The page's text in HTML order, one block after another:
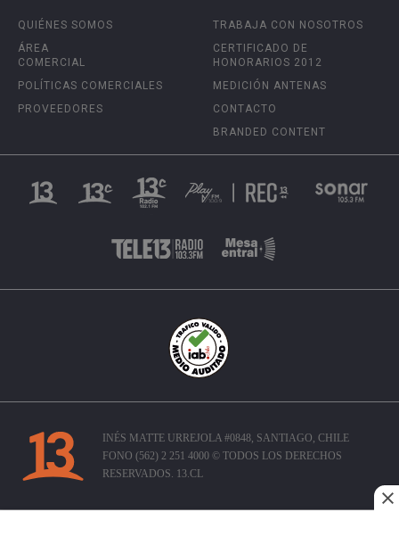
QUIÉNES SOMOS
ÁREA
COMERCIAL
POLÍTICAS COMERCIALES
PROVEEDORES
TRABAJA CON NOSOTROS
CERTIFICADO DE
HONORARIOS 2012
MEDICIÓN ANTENAS
CONTACTO
BRANDED CONTENT
INÉS MATTE URREJOLA #0848, SANTIAGO, CHILE
FONO (562) 2 251 4000 © TODOS LOS DERECHOS
RESERVADOS. 13.CL